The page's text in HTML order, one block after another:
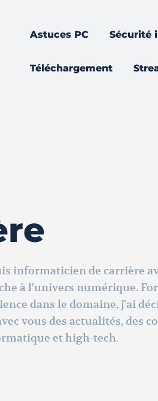
Astuces PC Sécurité
Téléchargement
informaticien de carrière
à l'univers numérique.
dans le domaine, j'ai
vous des actualités, des
et high-tech.